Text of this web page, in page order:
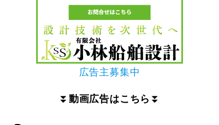
広告主募集中
⏬ 動画広告はこちら ⏬